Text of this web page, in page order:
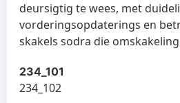
deursigtig te wees, met
vorderingsopdaterings en
skakels sodra die
234_101
234_102